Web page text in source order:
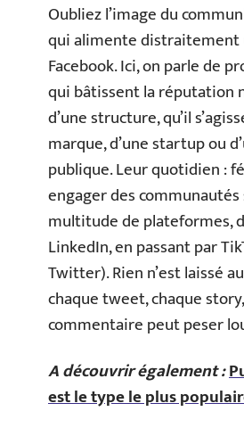
Oubliez l’image du
qui alimente distraitement
Facebook. Ici, on parle de
qui bâtissent la réputation
d’une structure, qu’il
marque, d’une startup ou
publique. Leur quotidien :
engager des
multitude de plateformes,
LinkedIn, en passant par
Twitter). Rien n’est laissé
chaque tweet, chaque
commentaire peut peser
A découvrir également :
est le type le plus